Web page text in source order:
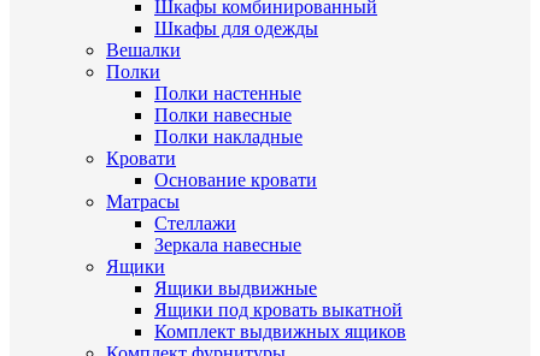
Шкафы комбинированный
Шкафы для одежды
Вешалки
Полки
Полки настенные
Полки навесные
Полки накладные
Кровати
Основание кровати
Матрасы
Стеллажи
Зеркала навесные
Ящики
Ящики выдвижные
Ящики под кровать выкатной
Комплект выдвижных ящиков